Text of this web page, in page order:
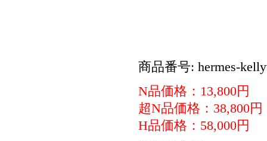
商品番号: hermes-
N品価格：13,800円
超N品価格：38,800円
H品価格：58,000円